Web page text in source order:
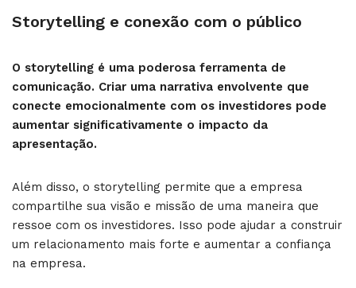
Storytelling e conexão com o público
O storytelling é uma poderosa ferramenta de
comunicação. Criar uma narrativa envolvente que
conecte emocionalmente com os investidores pode
aumentar significativamente o impacto da
apresentação.
Além disso, o storytelling permite que a empresa
compartilhe sua visão e missão de uma maneira que
ressoe com os investidores. Isso pode ajudar a construir
um relacionamento mais forte e aumentar a confiança
na empresa.